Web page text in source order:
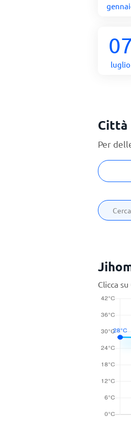
07
luglio
Città
Per
Clicca